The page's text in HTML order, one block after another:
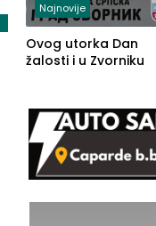
Najnovije
Ovog utorka Dan
žalosti i u Zvorniku